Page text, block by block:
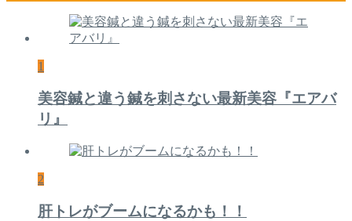
1
美容鍼と違う鍼を刺さない最新美容『エアバ
リ』
2
肝トレがブームになるかも！！